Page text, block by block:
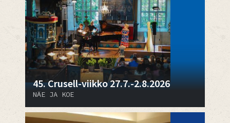
45. Crusell-viikko 27.7.-2.8.2026
NÄE JA KOE